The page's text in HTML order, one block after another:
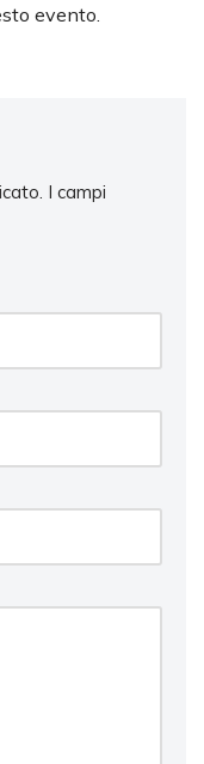
evento.
I campi